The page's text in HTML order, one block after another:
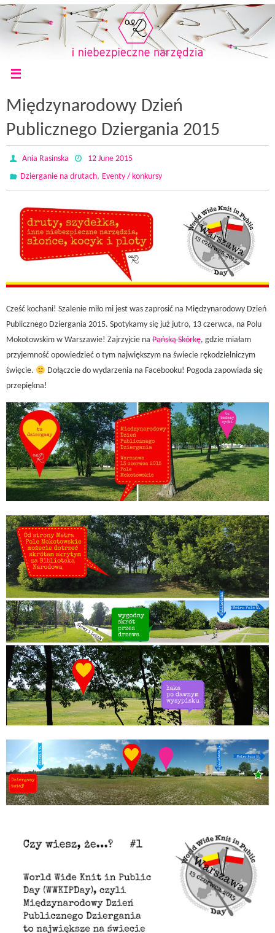
Międzynarodowy Dzień
Publicznego Dziergania 2015
Ania Rasinska
12 June 2015
Dzierganie na drutach, Eventy / konkursy
Cześć kochani! Szalenie miło mi jest was zaprosić na Międzynarodowy Dzień
Publicznego Dziergania 2015. Spotykamy się już jutro, 13 czerwca, na Polu
Mokotowskim w Warszawie! Zajrzyjcie na Pańską Skórkę, gdzie miałam
przyjemność opowiedzieć o tym największym na świecie rękodzielniczym
święcie.
Dołączcie do wydarzenia na Facebooku! Pogoda zapowiada się
przepiękna!